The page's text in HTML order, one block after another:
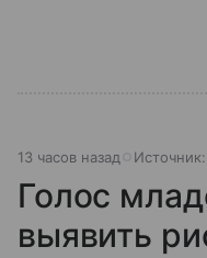
13 часов назад Источник:
Голос
выявить